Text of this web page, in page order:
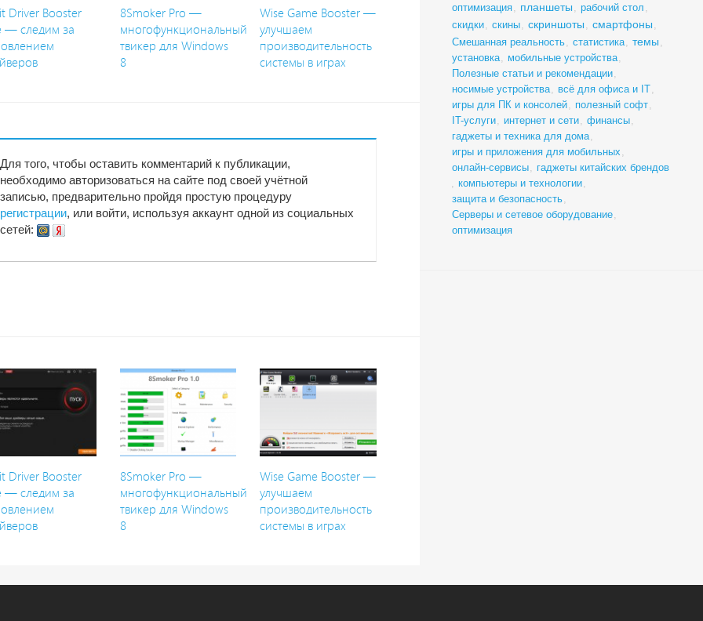
Driver Booster
— следим за
8Smoker Pro —
многофункциональный
твикер для Windows
8
Wise Game Booster —
улучшаем
производительность
системы в играх
Для того, чтобы оставить комментарий к публикации,
необходимо авторизоваться на сайте под своей учётной
записью, предварительно пройдя простую процедуру
регистрации, или войти, используя аккаунт одной из социальных
сетей:
Driver Booster
— следим за
8Smoker Pro —
многофункциональный
твикер для Windows
8
Wise Game Booster —
улучшаем
производительность
системы в играх
оптимизация, планшеты , рабочий стол ,
скидки, скины, скриншоты , смартфоны ,
Смешанная реальность, статистика, темы ,
установка, мобильные устройства,
Полезные статьи и рекомендации,
носимые устройства, всё для офиса и IT,
игры для ПК и консолей, полезный софт,
IT-услуги, интернет и сети, финансы,
гаджеты и техника для дома,
игры и приложения для мобильных ,
онлайн-сервисы, гаджеты китайских брендов
, компьютеры и технологии,
защита и безопасность,
Серверы и сетевое оборудование,
оптимизация